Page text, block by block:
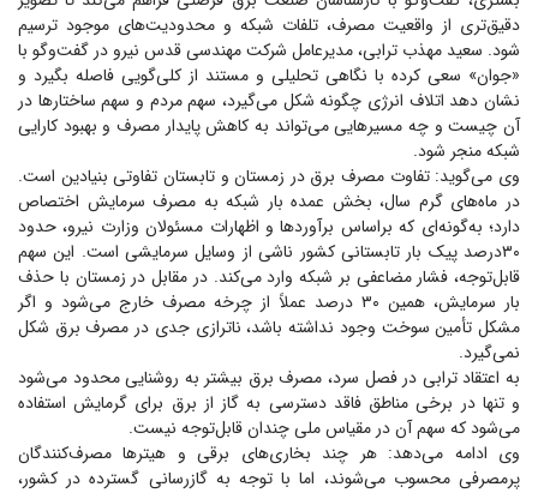
دقیق‌تری از واقعیت مصرف، تلفات شبکه و محدودیت‌های موجود ترسیم
شود. سعید مهذب ترابی، مدیرعامل شرکت مهندسی قدس نیرو در گفت‌و‌گو با
«جوان» سعی کرده با نگاهی تحلیلی و مستند از کلی‌گویی فاصله بگیرد و
نشان دهد اتلاف انرژی چگونه شکل می‌گیرد، سهم مردم و سهم ساختار‌ها در
آن چیست و چه مسیر‌هایی می‌تواند به کاهش پایدار مصرف و بهبود کارایی
شبکه منجر شود.
وی می‌گوید: تفاوت مصرف برق در زمستان و تابستان تفاوتی بنیادین است.
در ماه‌های گرم سال، بخش عمده بار شبکه به مصرف سرمایش اختصاص
دارد؛ به‌گونه‌ای که براساس برآورد‌ها و اظهارات مسئولان وزارت نیرو، حدود
۳۰درصد پیک بار تابستانی کشور ناشی از وسایل سرمایشی است. این سهم
قابل‌توجه، فشار مضاعفی بر شبکه وارد می‌کند. در مقابل در زمستان با حذف
بار سرمایش، همین ۳۰ درصد عملاً از چرخه مصرف خارج می‌شود و اگر
مشکل تأمین سوخت وجود نداشته باشد، ناترازی جدی در مصرف برق شکل
نمی‌گیرد.
به اعتقاد ترابی در فصل سرد، مصرف برق بیشتر به روشنایی محدود می‌شود
و تنها در برخی مناطق فاقد دسترسی به گاز از برق برای گرمایش استفاده
می‌شود که سهم آن در مقیاس ملی چندان قابل‌توجه نیست.
وی ادامه می‌دهد: هر چند بخاری‌های برقی و هیتر‌ها مصرف‌کنندگان
پرمصرفی محسوب می‌شوند، اما با توجه به گازرسانی گسترده در کشور،